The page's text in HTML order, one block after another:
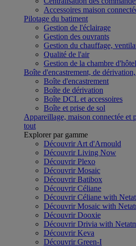
Accessoires maison
Pilotage du batiment
Gestion de l'éclairage
Gestion des ouvrants
Gestion du chauffage,
Qualité de l'air
Gestion de la chambre d'hôtel
Boîte d'encastrement, de
Boîte d'encastrement
Boîte de dérivation
Boîte DCL et accessoires
Boîte et prise de sol
Appareillage, maison connectée et
tout
Explorer par gamme
Découvrir Art d'Arnould
Découvrir Living Now
Découvrir Plexo
Découvrir Mosaic
Découvrir Batibox
Découvrir Céliane
Découvrir Céliane with
Découvrir Mosaic with
Découvrir Dooxie
Découvrir Drivia with
Découvrir Keva
Découvrir Green-I